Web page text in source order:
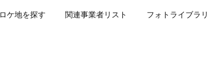
ロケ地を探す 関連事業者リスト フォトライブラリ